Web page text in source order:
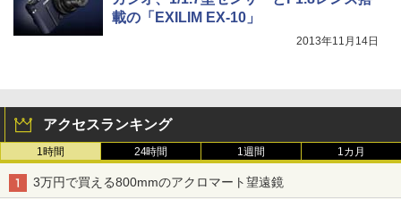
載の「EXILIM EX-10」
2013年11月14日
アクセスランキング
1時間 24時間 1週間 1カ月
3万円で買える800mmのアクロマート望遠鏡